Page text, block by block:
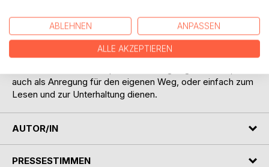
interessierte Leserin oder Leser.
Durch ihre zahlreichen Metaphern kann die liebevolle
Geschichte zweier völlig verschiedener, sympathischer
auch als Anregung für den eigenen Weg, oder einfach zum
Lesen und zur Unterhaltung dienen.
AUTOR/IN
PRESSESTIMMEN
ABLEHNEN ANPASSEN
ALLE AKZEPTIEREN